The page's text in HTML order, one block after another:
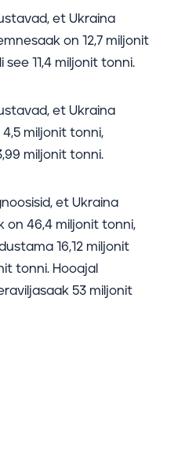
et Ukraina
on 12,7 miljonit
11,4 miljonit tonni.
et Ukraina
miljonit tonni,
miljonit tonni.
et Ukraina
on 46,4 miljonit tonni,
16,12 miljonit
tonni. Hooajal
53 miljonit